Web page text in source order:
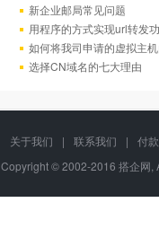
新企业邮局常见问题
用程序的方式实现url转发
如何将我司申请的虚拟主
选择CN域名的七大理由
关于我们 | 联系我们 |
付
Copyright © 2002-2016 搭企网